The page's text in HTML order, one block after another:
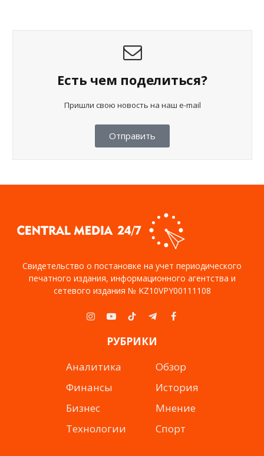
Есть чем поделиться?
Пришли свою новость на наш e-mail
Отправить
Свидетельство о постановке на учет периодического
печатного издания, информационного агентства и
сетевого издания № KZ10VPY00111108
Instagram
YouTubeTikTokTelegramFacebook
РУБРИКИ
Аналитика
Финансы
Бизнес
Технологии
Обзор
История
Мнение
Спорт